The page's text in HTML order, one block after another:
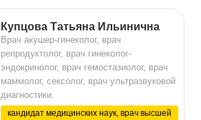
Купцова Татьяна Ильинична
Врач акушер-гинеколог, врач
репродуктолог, врач гинеколог-
эндокринолог, врач гемостазиолог, врач
маммолог, сексолог, врач ультразвуковой
диагностики.
кандидат медицинских наук, врач высшей